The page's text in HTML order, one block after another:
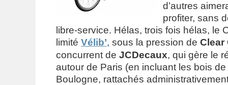
d’autres
profiter, sans
libre-service. Hélas, trois fois hélas, le
limité Vélib’, sous la pression de Clear
concurrent de JCDecaux, qui gère le
autour de Paris (en incluant les bois
Boulogne, rattachés